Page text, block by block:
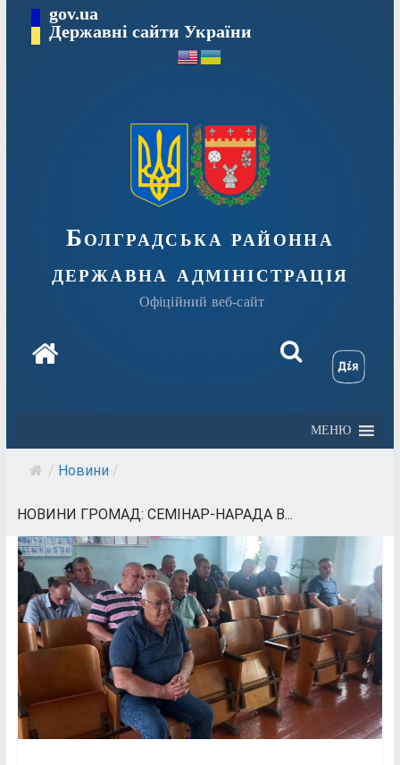
Перейтиgov.ua
Державні сайти України
Болградська районна
державна адміністрація
Офіційний веб-сайт
МЕНЮ
/ Новини /
НОВИНИ ГРОМАД: СЕМІНАР-НАРАДА В...